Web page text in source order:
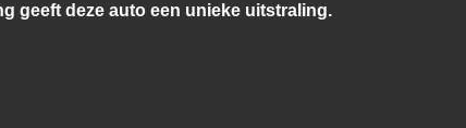
Knie airbag(s)
geeft deze auto een unieke uitstraling.